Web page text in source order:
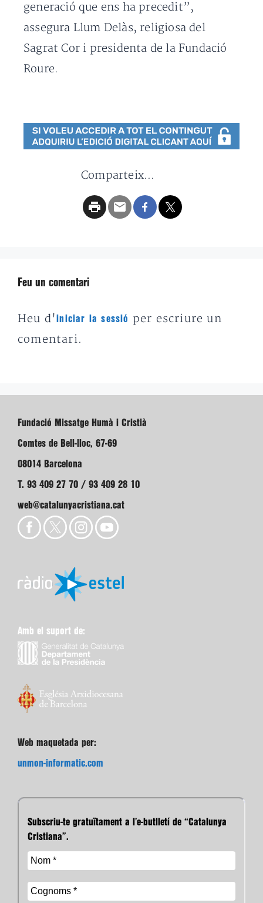
generació que ens ha precedit”,
assegura Llum Delàs, religiosa del
Sagrat Cor i presidenta de la Fundació
Roure.
Comparteix...
Feu un comentari
Heu d'iniciar la sessió
per escriure un
comentari.
Fundació Missatge Humà i Cristià
Comtes de Bell-lloc, 67-69
08014 Barcelona
T. 93 409 27 70 / 93 409 28 10
web@catalunyacristiana.cat
Amb el suport de:
Web maquetada per:
unmon-informatic.com
Subscriu-te gratuïtament a l’e-butlletí de “Catalunya
Cristiana”.